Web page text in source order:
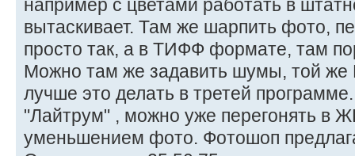
например с цветами работать в
вытаскивает. Там же шарпить фото,
просто так, а в ТИФФ формате, там
Можно там же задавить шумы, той же
лучше это делать в третей
"Лайтрум" , можно уже перегонять в
уменьшением фото. Фотошоп